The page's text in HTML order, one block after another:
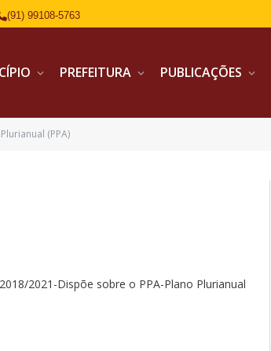
(91) 99108-5763
PREFEITURA PUBLICAÇÕES
(PPA)
2021-Dispõe sobre o PPA-Plano Plurianual